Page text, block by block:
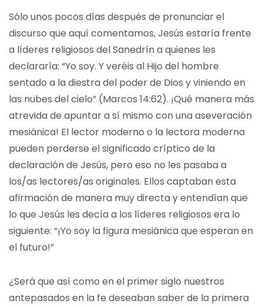
Sólo unos pocos días después de pronunciar el
discurso que aquí comentamos, Jesús estaría frente
a líderes religiosos del Sanedrín a quienes les
declararía: “Yo soy. Y veréis al Hijo del hombre
sentado a la diestra del poder de Dios y viniendo en
las nubes del cielo” (Marcos 14:62). ¡Qué manera más
atrevida de apuntar a sí mismo con una aseveración
mesiánica! El lector moderno o la lectora moderna
pueden perderse el significado críptico de la
declaración de Jesús, pero eso no les pasaba a
los/as lectores/as originales. Ellos captaban esta
afirmación de manera muy directa y entendían que
lo que Jesús les decía a los líderes religiosos era lo
siguiente: “¡Yo soy la figura mesiánica que esperan en
el futuro!”
¿Será que así como en el primer siglo nuestros
antepasados en la fe deseaban saber de la primera